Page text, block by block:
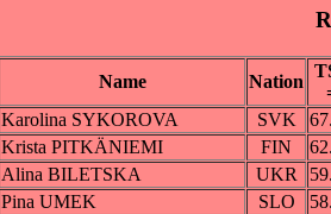
Name Nation
Karolina SYKOROVA SVK
Krista PITKÄNIEMI FIN
Alina BILETSKA UKR
Pina UMEK SLO